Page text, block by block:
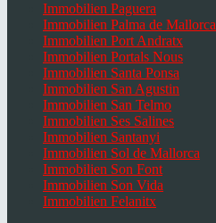
Immobilien Paguera
Immobilien Palma de Mallorca
Immobilien Port Andratx
Immobilien Portals Nous
Immobilien Santa Ponsa
Immobilien San Agustin
Immobilien San Telmo
Immobilien Ses Salines
Immobilien Santanyi
Immobilien Sol de Mallorca
Immobilien Son Font
Immobilien Son Vida
Immobilien Felanitx